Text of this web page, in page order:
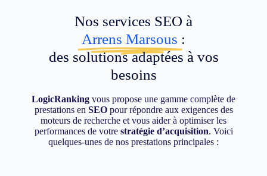
Nos services SEO à
Arrens Marsous :
des solutions adaptées à vos
besoins
LogicRanking vous propose une gamme complète de
prestations en SEOpour répondre aux exigences des
moteurs de recherche et vous aider à optimiser les
performances de votre stratégie d’acquisition. Voici
quelques-unes de nos prestations principales :